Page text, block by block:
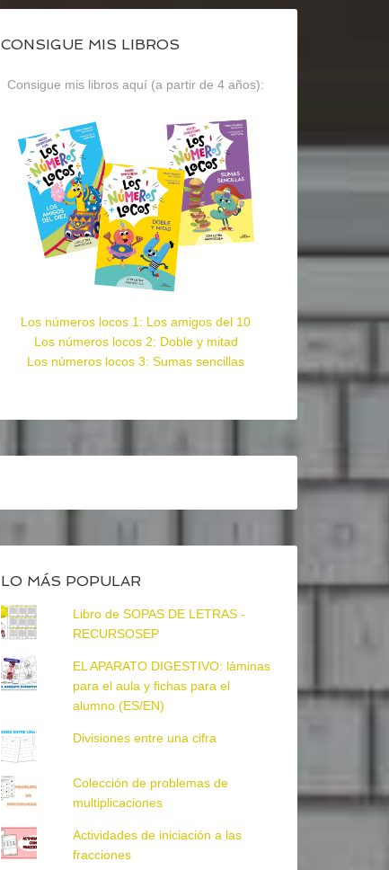
CONSIGUE MIS LIBROS
Consigue mis libros aquí (a partir de 4 años):
Los números locos 1: Los amigos del 10
Los números locos 2: Doble y mitad
Los números locos 3: Sumas sencillas
LO MÁS POPULAR
Libro de SOPAS DE LETRAS -
RECURSOSEP
EL APARATO DIGESTIVO: láminas
para el aula y fichas para el
alumno (ES/EN)
Divisiones entre una cifra
Colección de problemas de
multiplicaciones
Actividades de iniciación a las
fracciones